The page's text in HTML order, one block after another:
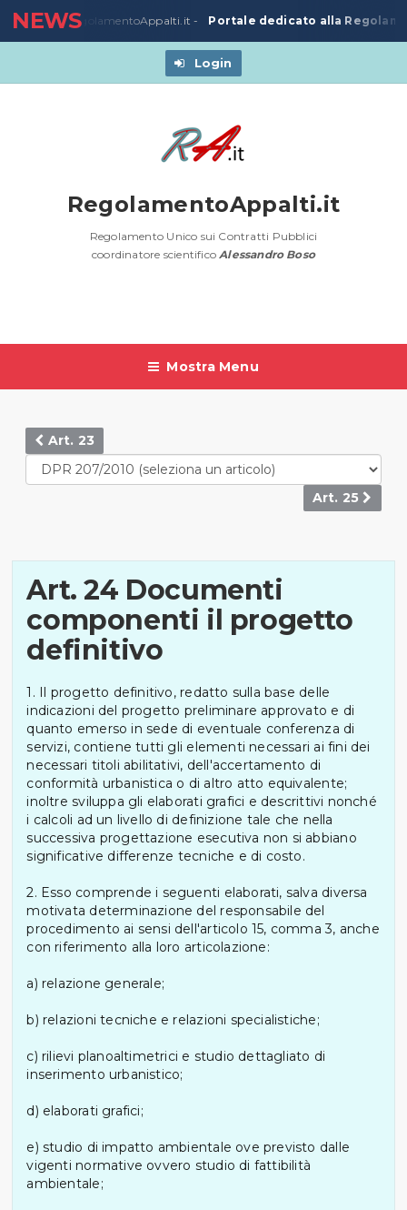
NEWS
Nuovo sito RegolamentoAppalti.it - Portale dedicato alla
Login
RegolamentoAppalti.it
Regolamento Unico sui Contratti Pubblici
coordinatore scientificoAlessandro Boso
Mostra Menu
Art. 23
Art. 25
Art. 24 Documenti
componenti il progetto
definitivo
1. Il progetto definitivo, redatto sulla base delle
indicazioni del progetto preliminare approvato e di
quanto emerso in sede di eventuale conferenza di
servizi, contiene tutti gli elementi necessari ai fini dei
necessari titoli abilitativi, dell'accertamento di
conformità urbanistica o di altro atto equivalente;
inoltre sviluppa gli elaborati grafici e descrittivi nonché
i calcoli ad un livello di definizione tale che nella
successiva progettazione esecutiva non si abbiano
significative differenze tecniche e di costo.
2. Esso comprende i seguenti elaborati, salva diversa
motivata determinazione del responsabile del
procedimento ai sensi dell'articolo 15, comma 3, anche
con riferimento alla loro articolazione:
a) relazione generale;
b) relazioni tecniche e relazioni specialistiche;
c) rilievi planoaltimetrici e studio dettagliato di
inserimento urbanistico;
d) elaborati grafici;
e) studio di impatto ambientale ove previsto dalle
vigenti normative ovvero studio di fattibilità
ambientale;